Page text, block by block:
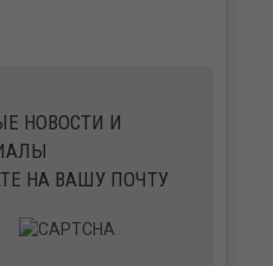
НОВОСТИ И
НА ВАШУ ПОЧТУ